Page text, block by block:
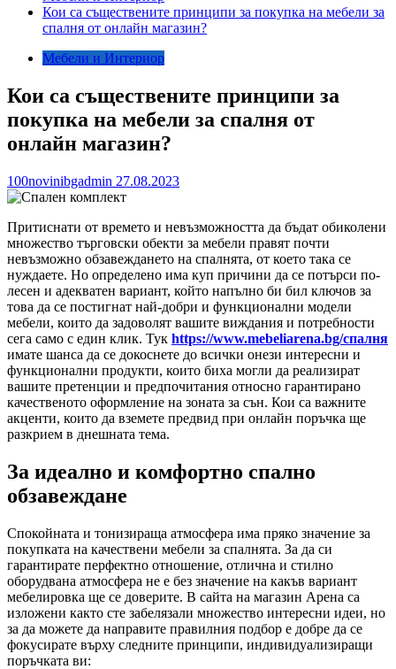
Кои са съществените принципи за покупка на мебели за
спалня от онлайн магазин?
Мебели и Интериор
Кои са съществените принципи за
покупка на мебели за спалня от
онлайн магазин?
100novinibgadmin 27.08.2023
Притиснати от времето и невъзможността да бъдат обиколени
множество търговски обекти за мебели правят почти
невъзможно обзавеждането на спалнята, от което така се
нуждаете. Но определено има куп причини да се потърси по-
лесен и адекватен вариант, който напълно би бил ключов за
това да се постигнат най-добри и функционални модели
мебели, които да задоволят вашите виждания и потребности
сега само с един клик. Тук https://www.mebeliarena.bg/спалня
имате шанса да се докоснете до всички онези интересни и
функционални продукти, които биха могли да реализират
вашите претенции и предпочитания относно гарантирано
качественото оформление на зоната за сън. Кои са важните
акценти, които да вземете предвид при онлайн поръчка ще
разкрием в днешната тема.
За идеално и комфортно спално
обзавеждане
Спокойната и тонизираща атмосфера има пряко значение за
покупката на качествени мебели за спалнята. За да си
гарантирате перфектно отношение, отлична и стилно
оборудвана атмосфера не е без значение на какъв вариант
мебелировка ще се доверите. В сайта на магазин Арена са
изложени както сте забелязали множество интересни идеи, но
за да можете да направите правилния подбор е добре да се
фокусирате върху следните принципи, индивидуализиращи
поръчката ви: